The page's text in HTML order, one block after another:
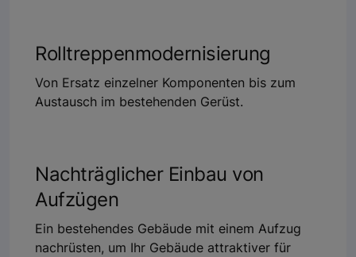
Rolltreppenmodernisierung
Von Ersatz einzelner Komponenten bis zum
Austausch im bestehenden Gerüst.
Nachträglicher Einbau von
Aufzügen
Ein bestehendes Gebäude mit einem Aufzug
nachrüsten, um Ihr Gebäude attraktiver für